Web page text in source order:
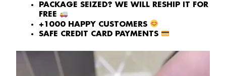
PACKAGE SEIZED? WE WILL RESHIP IT FOR
FREE
+1000 HAPPY CUSTOMERS
SAFE CREDIT CARD PAYMENTS
Video
Player